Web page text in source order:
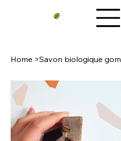
Home >Savon biologique